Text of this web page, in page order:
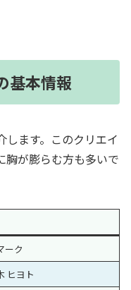
基本情報
します。このクリエイ
胸が膨らむ方も多いで
ーク
ヒヨト